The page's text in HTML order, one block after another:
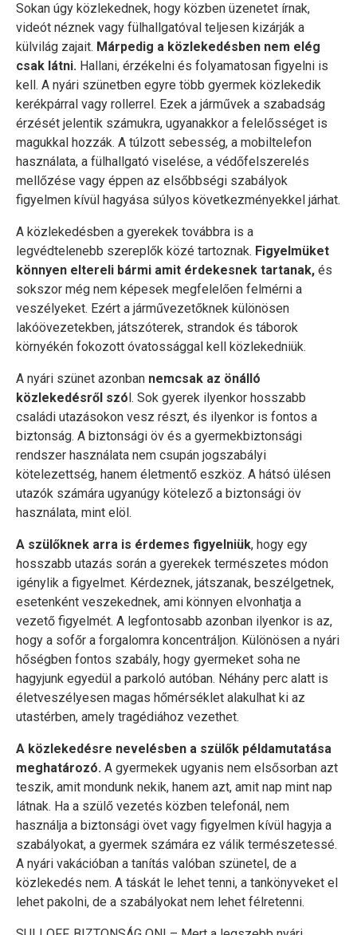
Sokan úgy közlekednek, hogy közben üzenetet írnak,
videót néznek vagy fülhallgatóval teljesen kizárják a
külvilág zajait. Márpedig a közlekedésben nem elég
csak látni. Hallani, érzékelni és folyamatosan figyelni is
kell. A nyári szünetben egyre több gyermek közlekedik
kerékpárral vagy rollerrel. Ezek a járművek a szabadság
érzését jelentik számukra, ugyanakkor a felelősséget is
magukkal hozzák. A túlzott sebesség, a mobiltelefon
használata, a fülhallgató viselése, a védőfelszerelés
mellőzése vagy éppen az elsőbbségi szabályok
figyelmen kívül hagyása súlyos következményekkel járhat.
A közlekedésben a gyerekek továbbra is a
legvédtelenebb szereplők közé tartoznak. Figyelmüket
könnyen eltereli bármi amit érdekesnek tartanak, és
sokszor még nem képesek megfelelően felmérni a
veszélyeket. Ezért a járművezetőknek különösen
lakóövezetekben, játszóterek, strandok és táborok
környékén fokozott óvatossággal kell közlekedniük.
A nyári szünet azonban nemcsak az önálló
közlekedésről szól. Sok gyerek ilyenkor hosszabb
családi utazásokon vesz részt, és ilyenkor is fontos a
biztonság. A biztonsági öv és a gyermekbiztonsági
rendszer használata nem csupán jogszabályi
kötelezettség, hanem életmentő eszköz. A hátsó ülésen
utazók számára ugyanúgy kötelező a biztonsági öv
használata, mint elöl.
A szülőknek arra is érdemes figyelniük, hogy egy
hosszabb utazás során a gyerekek természetes módon
igénylik a figyelmet. Kérdeznek, játszanak, beszélgetnek,
esetenként veszekednek, ami könnyen elvonhatja a
vezető figyelmét. A legfontosabb azonban ilyenkor is az,
hogy a sofőr a forgalomra koncentráljon. Különösen a nyári
hőségben fontos szabály, hogy gyermeket soha ne
hagyjunk egyedül a parkoló autóban. Néhány perc alatt is
életveszélyesen magas hőmérséklet alakulhat ki az
utastérben, amely tragédiához vezethet.
A közlekedésre nevelésben a szülők példamutatása
meghatározó. A gyermekek ugyanis nem elsősorban azt
teszik, amit mondunk nekik, hanem azt, amit nap mint nap
látnak. Ha a szülő vezetés közben telefonál, nem
használja a biztonsági övet vagy figyelmen kívül hagyja a
szabályokat, a gyermek számára ez válik természetessé.
A nyári vakációban a tanítás valóban szünetel, de a
közlekedés nem. A táskát le lehet tenni, a tankönyveket el
lehet pakolni, de a szabályokat nem lehet félretenni.